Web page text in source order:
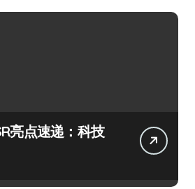
亮点速递：科技